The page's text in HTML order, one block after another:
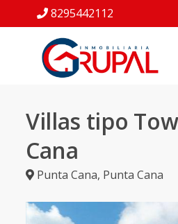
8295442112
Villas tipo
Cana
Punta Cana, Punta Cana